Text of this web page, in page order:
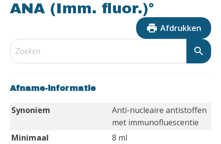
ANA (Imm. fluor.)°
print Afdrukken
search
Afname-informatie
Synoniem
Anti-nucleaire antistoffen
met immunofluescentie
Minimaal
8 ml